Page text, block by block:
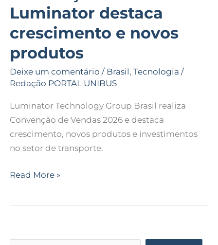
Luminator destaca
crescimento e novos
produtos
Deixe um comentário / Brasil, Tecnologia /
Redação PORTAL UNIBUS
Luminator Technology Group Brasil realiza
Convenção de Vendas 2026 e destaca
crescimento, novos produtos e investimentos
no setor de transporte.
Read More »